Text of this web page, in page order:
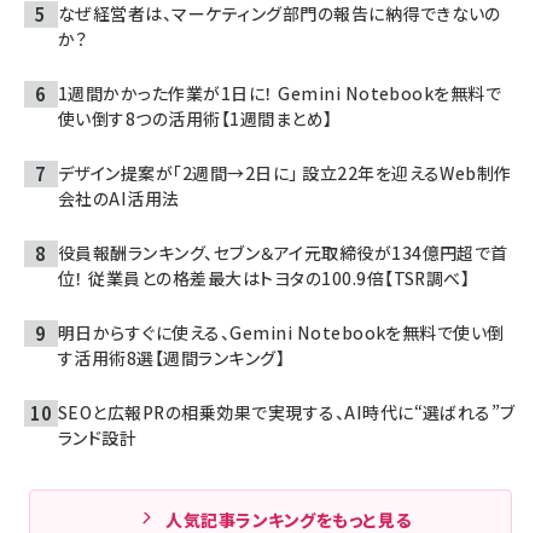
なぜ経営者は、マーケティング部門の報告に納得できないの
か？
1週間かかった作業が1日に！ Gemini Notebookを無料で
使い倒す8つの活用術【1週間まとめ】
デザイン提案が「2週間→2日に」 設立22年を迎えるWeb制作
会社のAI活用法
役員報酬ランキング、セブン＆アイ元取締役が134億円超で首
位！ 従業員との格差最大はトヨタの100.9倍【TSR調べ】
明日からすぐに使える、Gemini Notebookを無料で使い倒
す活用術8選【週間ランキング】
SEOと広報PRの相乗効果で実現する、AI時代に“選ばれる”ブ
ランド設計
人気記事ランキングをもっと見る